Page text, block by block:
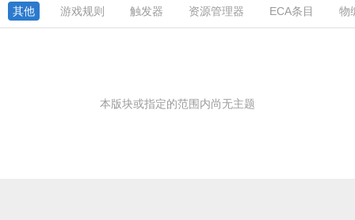
其他 游戏规则 触发器 资源管理器 ECA条目 物
本版块或指定的范围内尚无主题